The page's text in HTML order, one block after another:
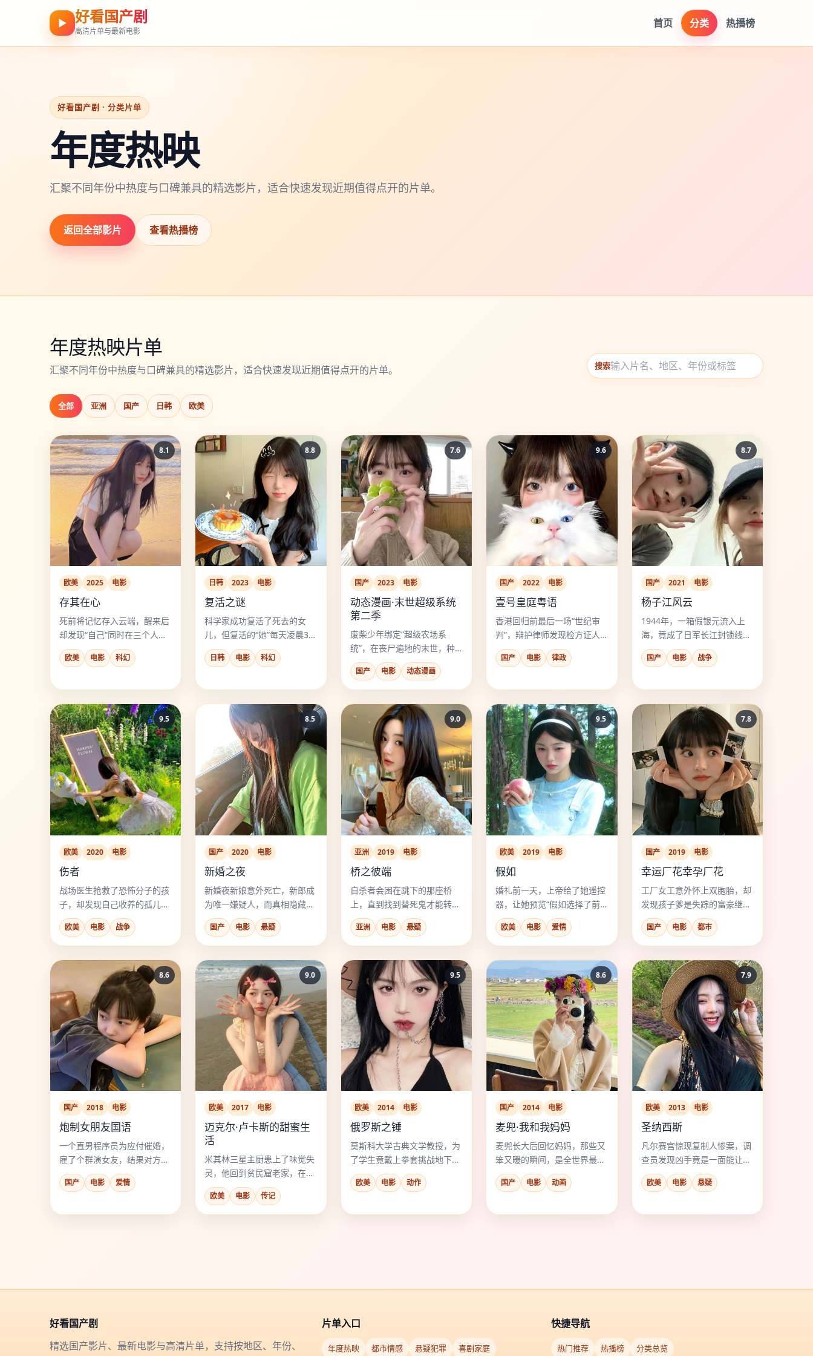
▶ 好看国产剧
高清片单与最新电影
首页 分类 热播榜
好看国产剧 · 分类片单
年度热映
汇聚不同年份中热度与口碑兼具的精选影片，适合快速发现近期值得点开的片单。
返回全部影片 查看热播榜
年度热映片单
汇聚不同年份中热度与口碑兼具的精选影片，适合快速发现近期值得点开的片单。 搜索
全部 亚洲 国产 日韩 欧美
8.1
欧美 2025 电影
存其在心
死前将记忆存入云端，醒来后
却发现“自己”同时在三个人的
身体里醒来。
欧美 电影 科幻
8.8
日韩 2023 电影
复活之谜
科学家成功复活了死去的女
儿，但复活的“她”每天凌晨3点
会说出一个从未发生过的谋杀
案细节。
日韩 电影 科幻
7.6
国产 2023 电影
动态漫画·末世超级系统
第二季
废柴少年绑定“超级农场系
统”，在丧尸遍地的末世，种
地才是最强的异能！
国产 电影 动态漫画
9.6
国产 2022 电影
壹号皇庭粤语
香港回归前最后一场“世纪审
判”，辩护律师发现检方证人
里有一个是25年前他亲手送进
监狱的冤魂。
国产 电影 律政
8.7
国产 2021 电影
杨子江风云
1944年，一箱假银元流入上
海，竟成了日军长江封锁线的
唯一死穴。
国产 电影 战争
9.5
欧美 2020 电影
伤者
战场医生抢救了恐怖分子的孩
子，却发现自己收养的孤儿正
是仇人之子。
欧美 电影 战争
8.5
国产 2020 电影
新婚之夜
新婚夜新娘意外死亡，新郎成
为唯一嫌疑人，而真相隐藏在
婚礼录像的每一帧里。
国产 电影 悬疑
9.0
亚洲 2019 电影
桥之彼端
自杀者会困在跳下的那座桥
上，直到找到替死鬼才能转
世。
亚洲 电影 悬疑
9.5
欧美 2019 电影
假如
婚礼前一天，上帝给了她遥控
器，让她预览“假如选择了前
任”的人生。
欧美 电影 爱情
7.8
国产 2019 电影
幸运厂花幸孕厂花
工厂女工意外怀上双胞胎，却
发现孩子爹是失踪的富豪继承
人，从此开启搞笑逆袭。
国产 电影 都市
8.6
国产 2018 电影
炮制女朋友国语
一个直男程序员为应付催婚，
雇了个群演女友，结果对方是
时尚圈顶流设计师，还把他改
造成了霸总。
国产 电影 爱情
9.0
欧美 2017 电影
迈克尔·卢卡斯的甜蜜生
活
米其林三星主厨患上了味觉失
灵，他回到贫民窟老家，在那
里重新学会了“吃”。
欧美 电影 传记
9.5
欧美 2014 电影
俄罗斯之锤
莫斯科大学古典文学教授，为
了学生竟戴上拳套挑战地下拳
王“西伯利亚虎”。
欧美 电影 动作
8.6
国产 2014 电影
麦兜·我和我妈妈
麦兜长大后回忆妈妈，那些又
笨又暖的瞬间，是全世界最贵
的房子。
国产 电影 动画
7.9
欧美 2013 电影
圣纳西斯
凡尔赛宫惊现复制人惨案，调
查员发现凶手竟是一面能让灵
魂互换的魔镜。
欧美 电影 悬疑
好看国产剧
精选国产影片、最新电影与高清片单，支持按地区、年份、
片单入口
年度热映 都市情感 悬疑犯罪 喜剧家庭
快捷导航
热门推荐 热播榜 分类总览